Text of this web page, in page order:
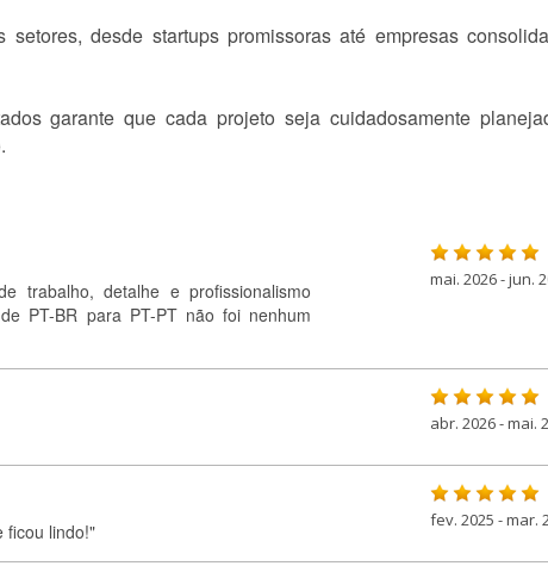
desde startups promissoras até empresas
garante que cada projeto seja cuidadosamente
trabalho, detalhe e profissionalismo
PT-BR para PT-PT não foi nenhum
mai. 2026 - jun.
abr. 2026 - mai.
ficou lindo!"
fev. 2025 - mar.